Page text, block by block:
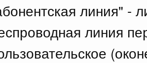
линия" -
линия